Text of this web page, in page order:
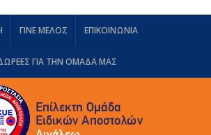
ΓΙΝΕ ΜΕΛΟΣ ΕΠΙΚΟΙΝΩΝΙΑ
ΓΙΑ ΤΗΝ ΟΜΆΔΑ ΜΑΣ